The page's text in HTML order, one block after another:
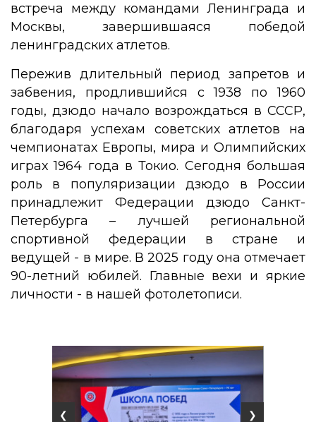
встреча между командами Ленинграда и
Москвы, завершившаяся победой
ленинградских атлетов.
Пережив длительный период запретов и
забвения, продлившийся с 1938 по 1960
годы, дзюдо начало возрождаться в СССР,
благодаря успехам советских атлетов на
чемпионатах Европы, мира и Олимпийских
играх 1964 года в Токио. Сегодня большая
роль в популяризации дзюдо в России
принадлежит Федерации дзюдо Санкт-
Петербурга – лучшей региональной
спортивной федерации в стране и
ведущей - в мире. В 2025 году она отмечает
90-летний юбилей. Главные вехи и яркие
личности - в нашей фотолетописи.
❮ ❯